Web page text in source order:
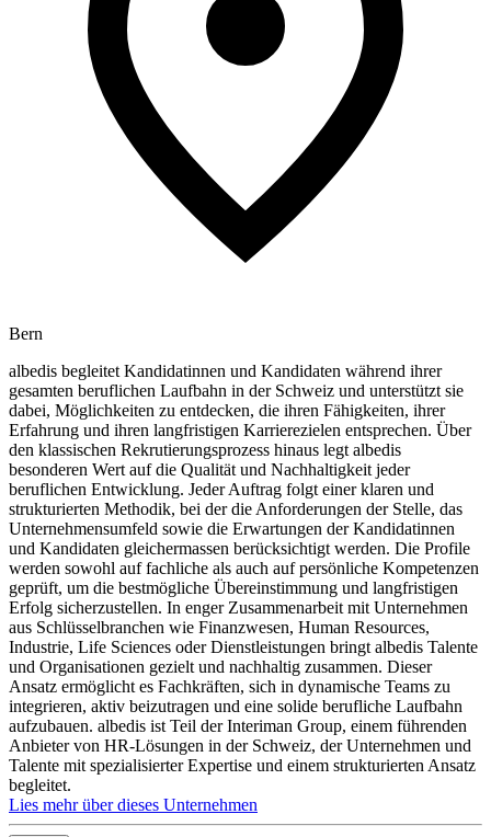
Bern
albedis begleitet Kandidatinnen und Kandidaten während ihrer
gesamten beruflichen Laufbahn in der Schweiz und unterstützt sie
dabei, Möglichkeiten zu entdecken, die ihren Fähigkeiten, ihrer
Erfahrung und ihren langfristigen Karrierezielen entsprechen. Über
den klassischen Rekrutierungsprozess hinaus legt albedis
besonderen Wert auf die Qualität und Nachhaltigkeit jeder
beruflichen Entwicklung. Jeder Auftrag folgt einer klaren und
strukturierten Methodik, bei der die Anforderungen der Stelle, das
Unternehmensumfeld sowie die Erwartungen der Kandidatinnen
und Kandidaten gleichermassen berücksichtigt werden. Die Profile
werden sowohl auf fachliche als auch auf persönliche Kompetenzen
geprüft, um die bestmögliche Übereinstimmung und langfristigen
Erfolg sicherzustellen. In enger Zusammenarbeit mit Unternehmen
aus Schlüsselbranchen wie Finanzwesen, Human Resources,
Industrie, Life Sciences oder Dienstleistungen bringt albedis Talente
und Organisationen gezielt und nachhaltig zusammen. Dieser
Ansatz ermöglicht es Fachkräften, sich in dynamische Teams zu
integrieren, aktiv beizutragen und eine solide berufliche Laufbahn
aufzubauen. albedis ist Teil der Interiman Group, einem führenden
Anbieter von HR-Lösungen in der Schweiz, der Unternehmen und
Talente mit spezialisierter Expertise und einem strukturierten Ansatz
begleitet.
Lies mehr über dieses Unternehmen